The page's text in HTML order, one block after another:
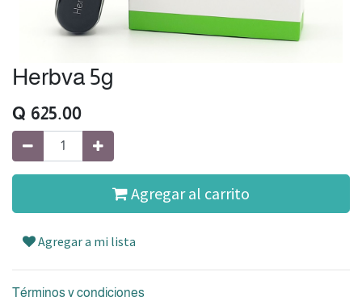
Herbva 5g
Q 625.00
Agregar al carrito
Agregar a mi lista
Términos y condiciones